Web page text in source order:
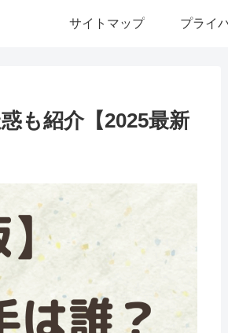
サイトマップ プライ
も紹介【2025最新